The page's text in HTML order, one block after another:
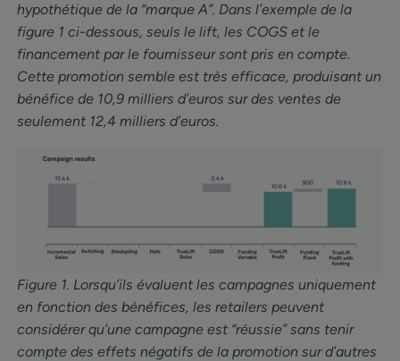
hypothétique de la “marque A”. Dans l’exemple de la
figure 1 ci-dessous, seuls le lift, les COGS et le
financement par le fournisseur sont pris en compte.
Cette promotion semble est très efficace, produisant un
bénéfice de 10,9 milliers d’euros sur des ventes de
seulement 12,4 milliers d’euros.
Figure 1. Lorsqu’ils évaluent les campagnes uniquement
en fonction des bénéfices, les retailers peuvent
considérer qu’une campagne est “réussie” sans tenir
compte des effets négatifs de la promotion sur d’autres